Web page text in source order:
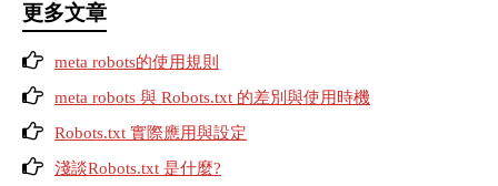
更多文章
meta robots的使用規則
meta robots 與 Robots.txt 的差別與使用時機
Robots.txt 實際應用與設定
淺談Robots.txt 是什麼?